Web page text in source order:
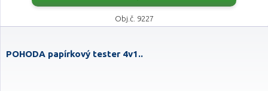
Obj.č. 9227
POHODA papírkový tester 4v1..